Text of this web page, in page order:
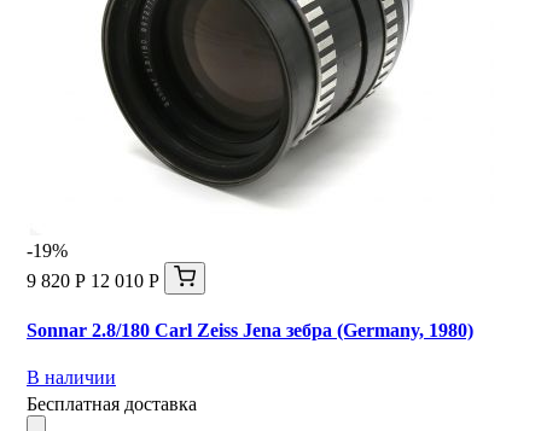
-19%
9 820 Р 12 010 Р
Sonnar 2.8/180 Carl Zeiss Jena зебра (Germany, 1980)
В наличии
Бесплатная доставка